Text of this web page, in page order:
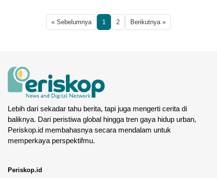
« Sebelumnya 1 2 Berikutnya »
Lebih dari sekadar tahu berita, tapi juga mengerti cerita di
baliknya. Dari peristiwa global hingga tren gaya hidup urban,
Periskop.id membahasnya secara mendalam untuk
memperkaya perspektifmu.
Periskop.id